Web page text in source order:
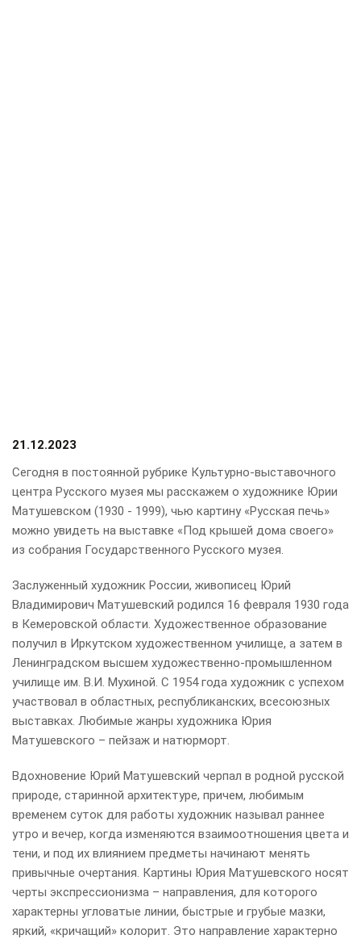
21.12.2023
Сегодня в постоянной рубрике Культурно-выставочного
центра Русского музея мы расскажем о художнике Юрии
Матушевском (1930 - 1999), чью картину «Русская печь»
можно увидеть на выставке «Под крышей дома своего»
из собрания Государственного Русского музея.
Заслуженный художник России, живописец Юрий
Владимирович Матушевский родился 16 февраля 1930 года
в Кемеровской области. Художественное образование
получил в Иркутском художественном училище, а затем в
Ленинградском высшем художественно-промышленном
училище им. В.И. Мухиной. С 1954 года художник с успехом
участвовал в областных, республиканских, всесоюзных
выставках. Любимые жанры художника Юрия
Матушевского – пейзаж и натюрморт.
Вдохновение Юрий Матушевский черпал в родной русской
природе, старинной архитектуре, причем, любимым
временем суток для работы художник называл раннее
утро и вечер, когда изменяются взаимоотношения цвета и
тени, и под их влиянием предметы начинают менять
привычные очертания. Картины Юрия Матушевского носят
черты экспрессионизма – направления, для которого
характерны угловатые линии, быстрые и грубые мазки,
яркий, «кричащий» колорит. Это направление характерно